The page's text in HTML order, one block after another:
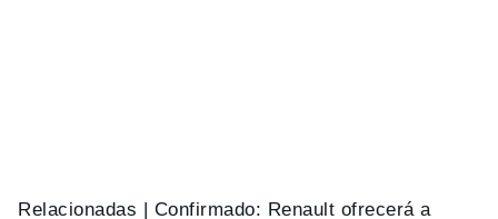
Relacionadas | Confirmado: Renault ofrecerá a